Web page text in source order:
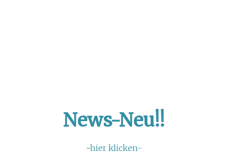
News-Neu!!
-hier klicken-